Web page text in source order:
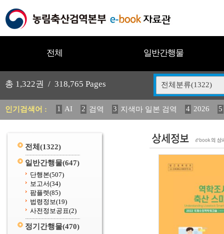
전체 일반간행물
총 1,322권 / 318,765 Pages 전체분류(1322)
인기검색어 : 1 AI 2 검역 3 지색마 일본 검역 4 2026
5
11 2025 12 중독성 식물 도감 13 媛 異 14
전체 (1322)
일반간행물(647)
단행본(507)
보고서(34)
팜플렛(85)
법령정보(19)
사전정보공표(2)
정기간행물(470)